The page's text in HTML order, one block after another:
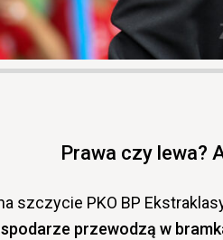
Prawa czy lewa?
szczycie PKO BP
przewodzą w